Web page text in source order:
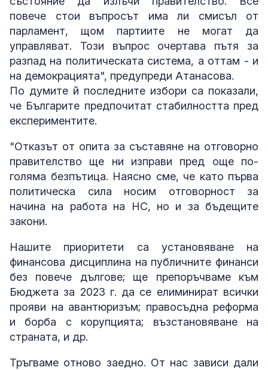
повече стои въпросът има ли смисъл от
парламент, щом партиите не могат да
управляват. Този въпрос очертава пътя за
разпад на политическата система, а оттам - и
на демокрацията", предупреди Атанасова.
По думите й последните избори са показали,
че Българите предпочитат стабилността пред
експериментите.
"Отказът от опита за съставяне на отговорно
правителство ще ни изправи пред още по-
голяма безпътица. Наясно сме, че като първа
политическа сила носим отговорност за
начина на работа на НС, но и за бъдещите
закони.
Нашите приоритети са установяване на
финансова дисциплина на публичните финанси
без повече дългове; ще препоръчваме към
Бюджета за 2023 г. да се елиминират всички
прояви на авантюризъм; правосъдна реформа
и борба с корупцията; възстановяване на
страната, и др.
Тръгваме отново заедно. От нас зависи дали